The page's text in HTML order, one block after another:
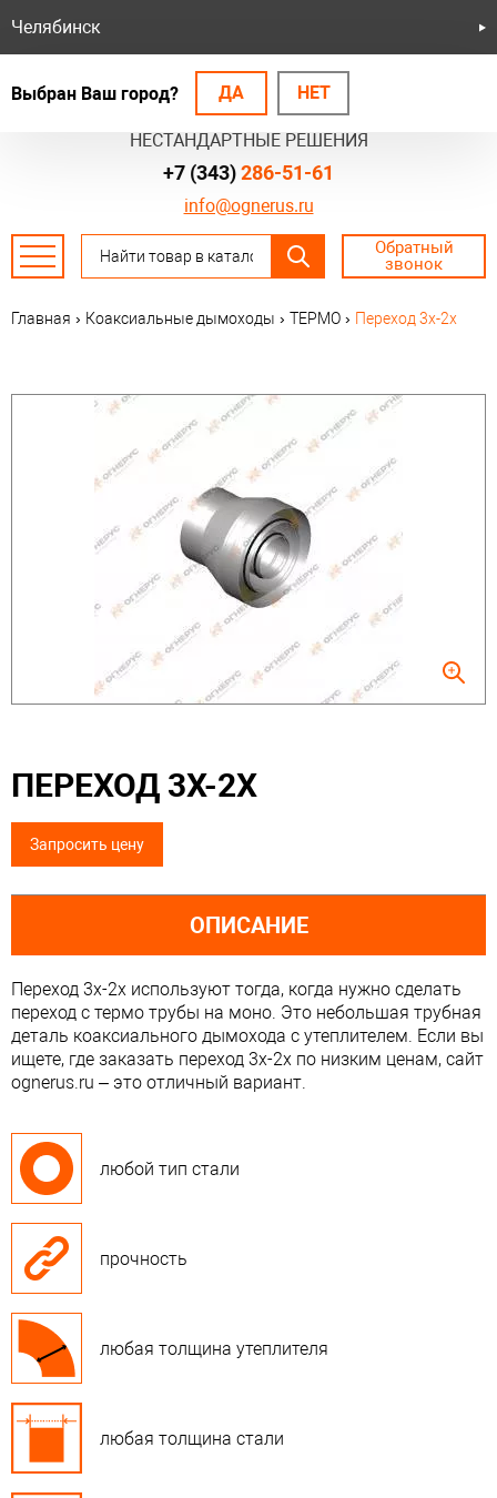
БЕЗОПАСНЫЕ СИСТЕМЫ
НЕСТАНДАРТНЫЕ РЕШЕНИЯ
Челябинск
Выбран Ваш город? ДА НЕТ
info@ognerus.ru
+7 (343)286-51-61
Обратный
звонок
Главная › Коаксиальные дымоходы › ТЕРМО › Переход 3х-2х
ПЕРЕХОД 3Х-2Х
Запросить цену
ОПИСАНИЕ
Переход 3х-2х используют тогда, когда нужно сделать
переход с термо трубы на моно. Это небольшая трубная
деталь коаксиального дымохода с утеплителем. Если вы
ищете, где заказать переход 3х-2х по низким ценам, сайт
ognerus.ru – это отличный вариант.
любой тип стали
прочность
любая толщина утеплителя
любая толщина стали